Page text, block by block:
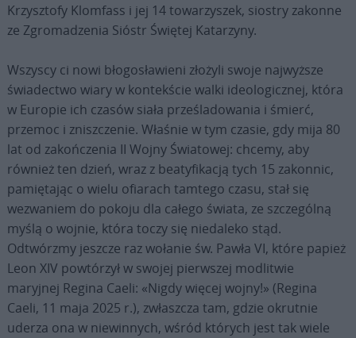
Krzysztofy Klomfass i jej 14 towarzyszek, siostry zakonne
ze Zgromadzenia Sióstr Świętej Katarzyny.
Wszyscy ci nowi błogosławieni złożyli swoje najwyższe
świadectwo wiary w kontekście walki ideologicznej, która
w Europie ich czasów siała prześladowania i śmierć,
przemoc i zniszczenie. Właśnie w tym czasie, gdy mija 80
lat od zakończenia II Wojny Światowej: chcemy, aby
również ten dzień, wraz z beatyfikacją tych 15 zakonnic,
pamiętając o wielu ofiarach tamtego czasu, stał się
wezwaniem do pokoju dla całego świata, ze szczególną
myślą o wojnie, która toczy się niedaleko stąd.
Odtwórzmy jeszcze raz wołanie św. Pawła VI, które papież
Leon XIV powtórzył w swojej pierwszej modlitwie
maryjnej Regina Caeli: «Nigdy więcej wojny!» (Regina
Caeli, 11 maja 2025 r.), zwłaszcza tam, gdzie okrutnie
uderza ona w niewinnych, wśród których jest tak wiele